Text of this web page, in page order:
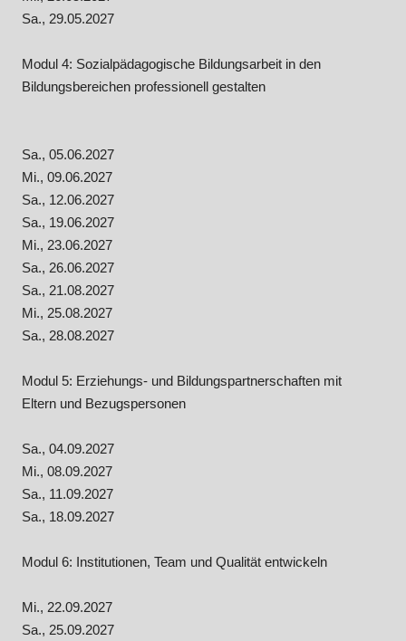
Sa., 29.05.2027
Modul 4: Sozialpädagogische Bildungsarbeit in den
Bildungsbereichen professionell gestalten
Sa., 05.06.2027
Mi., 09.06.2027
Sa., 12.06.2027
Sa., 19.06.2027
Mi., 23.06.2027
Sa., 26.06.2027
Sa., 21.08.2027
Mi., 25.08.2027
Sa., 28.08.2027
Modul 5: Erziehungs- und Bildungspartnerschaften mit
Eltern und Bezugspersonen
Sa., 04.09.2027
Mi., 08.09.2027
Sa., 11.09.2027
Sa., 18.09.2027
Modul 6: Institutionen, Team und Qualität entwickeln
Mi., 22.09.2027
Sa., 25.09.2027